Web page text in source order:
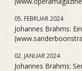
05. FEBRUAR 2024
Johannes Brahms:
02. JANUAR 2024
Johannes Brahms: